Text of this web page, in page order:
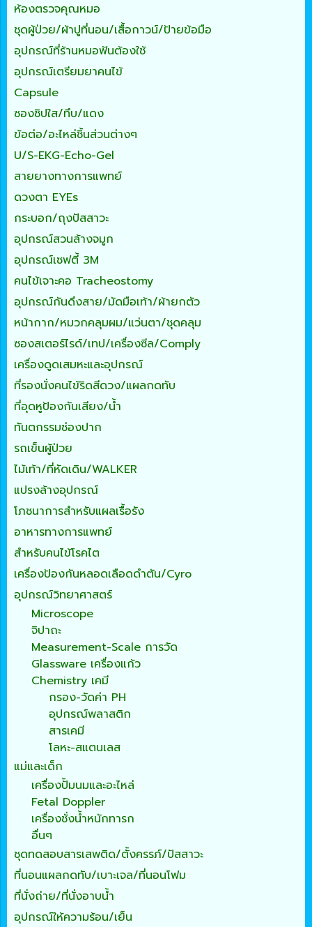
ห้องตรวจคุณหมอ
ชุดผู้ป่วย/ผ้าปูที่นอน/เสื้อกาวน์/ป้ายข้อมือ
อุปกรณ์ที่ร้านหมอฟันต้องใช้
อุปกรณ์เตรียมยาคนไข้
Capsule
ซองซิปใส/ทึบ/แดง
ข้อต่อ/อะไหล่ชิ้นส่วนต่างๆ
U/S-EKG-Echo-Gel
สายยางทางการแพทย์
ดวงตา EYEs
กระบอก/ถุงปัสสาวะ
อุปกรณ์สวนล้างจมูก
อุปกรณ์เซฟตี้ 3M
คนไข้เจาะคอ Tracheostomy
อุปกรณ์กันดึงสาย/มัดมือเท้า/ผ้ายกตัว
หน้ากาก/หมวกคลุมผม/แว่นตา/ชุดคลุม
ซองสเตอร์ไรด์/เทป/เครื่องซีล/Comply
เครื่องดูดเสมหะและอุปกรณ์
ที่รองนั่งคนไข้ริดสีดวง/แผลกดทับ
ที่อุดหูป้องกันเสียง/น้ำ
ทันตกรรมช่องปาก
รถเข็นผู้ป่วย
ไม้เท้า/ที่หัดเดิน/WALKER
แปรงล้างอุปกรณ์
โภชนาการสำหรับแผลเรื้อรัง
อาหารทางการแพทย์
สำหรับคนไข้โรคไต
เครื่องป้องกันหลอดเลือดดำตัน/Cyro
อุปกรณ์วิทยาศาสตร์
Microscope
จิปาถะ
Measurement-Scale การวัด
Glassware เครื่องแก้ว
Chemistry เคมี
กรอง-วัดค่า PH
อุปกรณ์พลาสติก
สารเคมี
โลหะ-สแตนเลส
แม่และเด็ก
เครื่องปั้มนมและอะไหล่
Fetal Doppler
เครื่องชั่งน้ำหนักทารก
อื่นๆ
ชุดทดสอบสารเสพติด/ตั้งครรภ์/ปัสสาวะ
ที่นอนแผลกดทับ/เบาะเจล/ที่นอนโฟม
ที่นั่งถ่าย/ที่นั่งอาบน้ำ
อุปกรณ์ให้ความร้อน/เย็น